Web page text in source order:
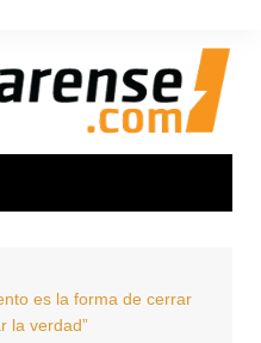
es la forma de cerrar
la verdad”